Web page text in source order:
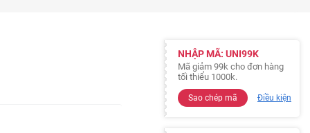
NHẬP MÃ: UNI99K
Mã giảm 99k cho đơn hàng
tối thiểu 1000k.
Sao chép mã Điều kiện